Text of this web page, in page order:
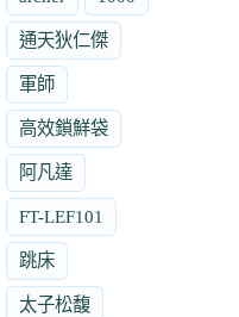
通天狄仁傑
軍師
高效鎖鮮袋
阿凡達
FT-LEF101
跳床
太子松馥